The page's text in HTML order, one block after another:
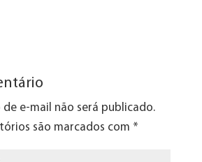
de e-mail não será publicado.
são marcados com *